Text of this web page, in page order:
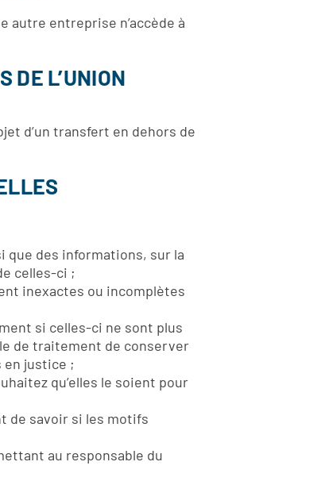
autre entreprise n’accède à
DE L’UNION
d’un transfert en dehors de
que des informations, sur la
celles-ci ;
inexactes ou incomplètes
si celles-ci ne sont plus
de traitement de conserver
en justice ;
qu’elles le soient pour
de savoir si les motifs
au responsable du